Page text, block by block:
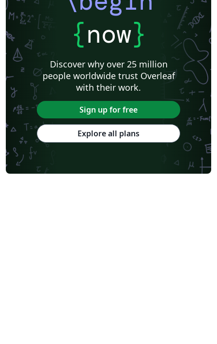
{now}
Discover why over 25 million
people worldwide trust Overleaf
with their work.
Sign up for free
Explore all plans